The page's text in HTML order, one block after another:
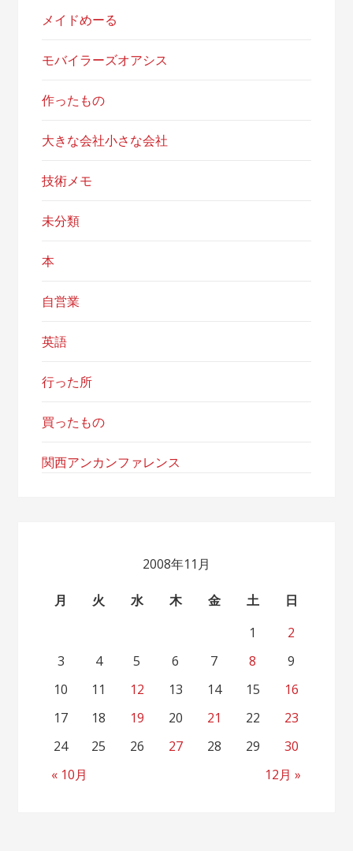
メイドめーる
モバイラーズオアシス
作ったもの
大きな会社小さな会社
技術メモ
未分類
本
自営業
英語
行った所
買ったもの
関西アンカンファレンス
2008年11月
月 火 水 木 金 土 日
« 10月 12月 »
1
2
3
4 5 6 7 8
9
10
11 12 13 14 15
16
17
18 19 20 21 22
23
24
25 26 27 28 29 30